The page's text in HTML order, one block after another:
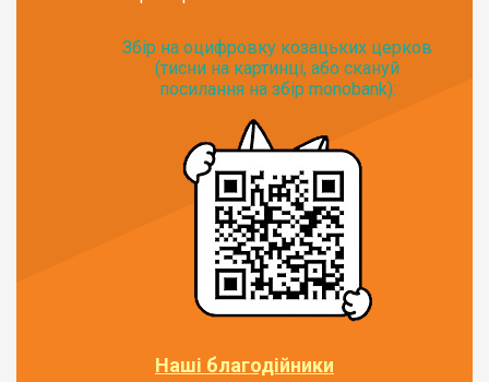
Збір на оцифровку козацьких церков
(тисни на картинці, або скануй
посилання на збір monobank):
Наші благодійники